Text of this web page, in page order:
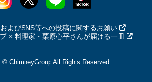
よびSNS等への投稿に関するお願い
× 料理家・栗原心平さんが届ける一皿
© ChimneyGroup All Rights Reserved.